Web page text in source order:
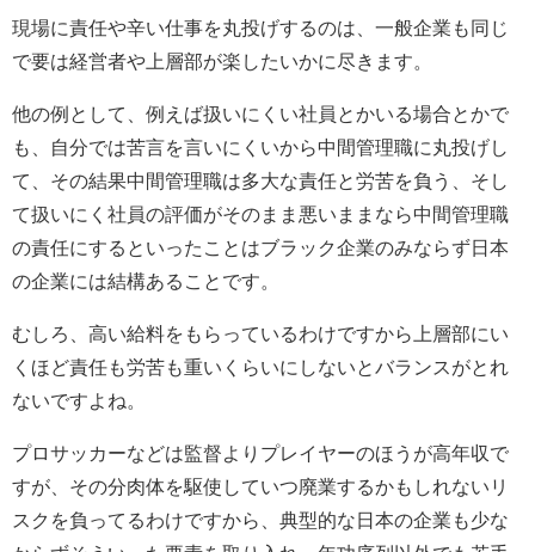
現場に責任や辛い仕事を丸投げするのは、一般企業も同じ
で要は経営者や上層部が楽したいかに尽きます。
他の例として、例えば扱いにくい社員とかいる場合とかで
も、自分では苦言を言いにくいから中間管理職に丸投げし
て、その結果中間管理職は多大な責任と労苦を負う、そし
て扱いにく社員の評価がそのまま悪いままなら中間管理職
の責任にするといったことはブラック企業のみならず日本
の企業には結構あることです。
むしろ、高い給料をもらっているわけですから上層部にい
くほど責任も労苦も重いくらいにしないとバランスがとれ
ないですよね。
プロサッカーなどは監督よりプレイヤーのほうが高年収で
すが、その分肉体を駆使していつ廃業するかもしれないリ
スクを負ってるわけですから、典型的な日本の企業も少な